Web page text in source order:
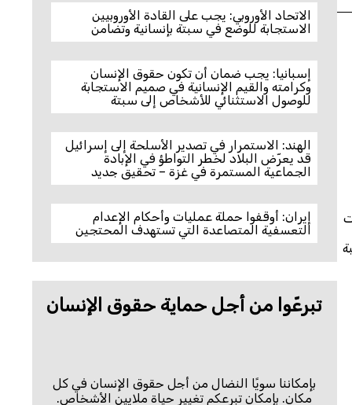
الاتحاد الأوروبي: يجب على القادة الأوروبيين
الاستجابة للوضع في سبتة بإنسانية وتضامن
إسبانيا: يجب ضمان أن تكون حقوق الإنسان
وكرامته والقيم الإنسانية في صميم الاستجابة
للوصول الاستثنائي للأشخاص إلى سبتة
الهند: الاستمرار في تصدير الأسلحة إلى إسرائيل
قد يعرّض البلاد لخطر التواطؤ في الإبادة
الجماعية المستمرة في غزة – تحقيق جديد
إيران: أوقفوا حملة عمليات وأحكام الإعدام
التعسفية المتصاعدة التي تستهدف المحتجين
تبرعّوا من أجل حماية حقوق الإنسان
بإمكاننا سويًا النضال من أجل حقوق الإنسان في كل
مكان. بإمكان تبرعكم تغيير حياة ملايين الأشخاص.